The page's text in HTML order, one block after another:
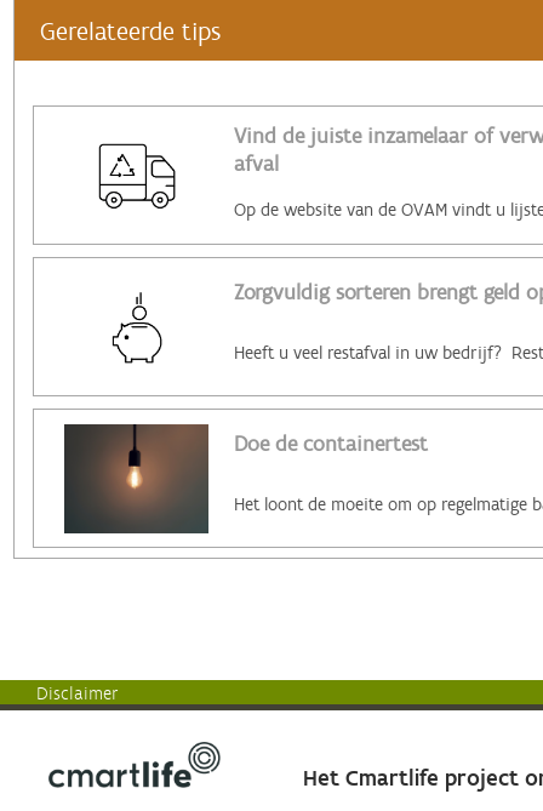
Gerelateerde tips
Vind de juiste inzamelaar of
afval
Zorgvuldig sorteren brengt geld
Doe de containertest
Disclaimer
Het Cmartlife project